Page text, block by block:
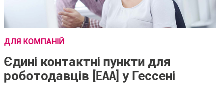
ДЛЯ КОМПАНІЙ
Єдині контактні пункти для
роботодавців [EAA] у Гессені